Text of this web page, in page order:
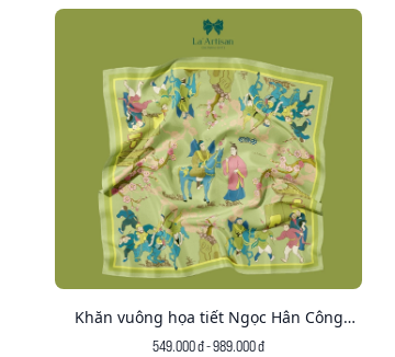
Khăn vuông họa tiết Ngọc Hân Công
Chúa
549.000 đ - 989.000 đ